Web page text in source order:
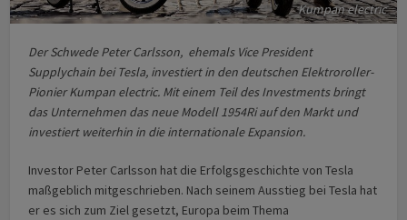
Kumpan electric
Der Schwede Peter Carlsson, ehemals Vice President
Supplychain bei Tesla, investiert in den deutschen Elektroroller-
Pionier Kumpan electric. Mit einem Teil des Investments bringt
das Unternehmen das neue Modell 1954Ri auf den Markt und
investiert weiterhin in die internationale Expansion.
Investor Peter Carlsson hat die Erfolgsgeschichte von Tesla
maßgeblich mitgeschrieben. Nach seinem Ausstieg bei Tesla hat
er es sich zum Ziel gesetzt, Europa beim Thema